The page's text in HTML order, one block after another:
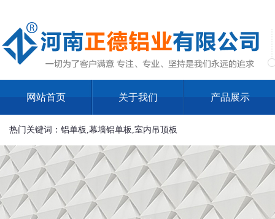
网站首页 关于我们 产品展示
热门关键词：铝单板,幕墙铝单板,室内吊顶板